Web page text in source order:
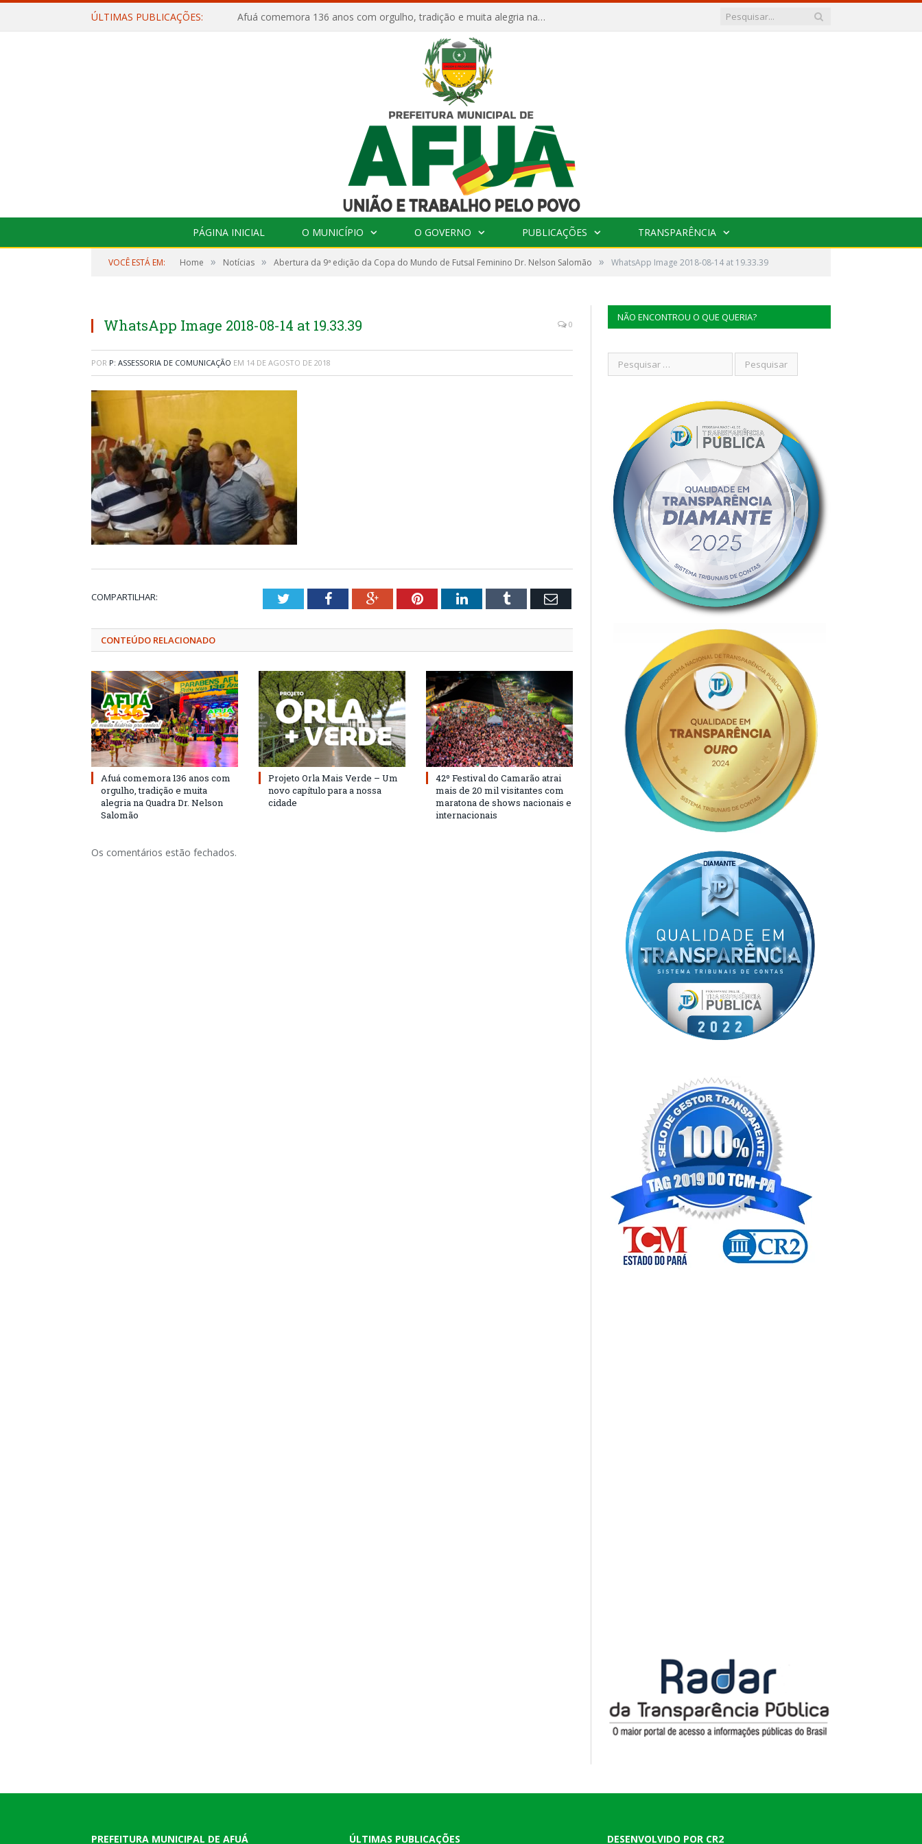
ÚLTIMAS PUBLICAÇÕES: Afuá comemora 136 anos com orgulho, tradição e muita alegria na Quadra Dr. Nelson Salomão
PÁGINA INICIAL O MUNICÍPIO O GOVERNO PUBLICAÇÕES TRANSPARÊNCIA
VOCÊ ESTÁ EM: Home » Notícias » Abertura da 9ª edição da Copa do Mundo de Futsal Feminino Dr. Nelson Salomão » WhatsApp Image 2018-08-14 at 19.33.39
WhatsApp Image 2018-08-14 at 19.33.39 0
POR P: ASSESSORIA DE COMUNICAÇÃO EM 14 DE AGOSTO DE 2018
COMPARTILHAR: TwitterFacebookGoogle+PinterestLinkedInTumblr Email
CONTEÚDO RELACIONADO
Afuá comemora 136 anos com
orgulho, tradição e muita
alegria na Quadra Dr. Nelson
Salomão
Projeto Orla Mais Verde – Um
novo capítulo para a nossa
cidade
42º Festival do Camarão atrai
mais de 20 mil visitantes com
maratona de shows nacionais e
internacionais
Os comentários estão fechados.
NÃO ENCONTROU O QUE QUERIA?
PREFEITURA MUNICIPAL DE AFUÁ ÚLTIMAS PUBLICAÇÕES DESENVOLVIDO POR CR2